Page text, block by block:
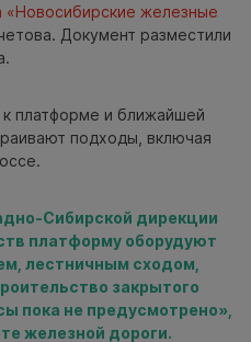
«Новосибирские железные
Документ разместили
к платформе и ближайшей
подходы, включая
Сибирской дирекции
платформу оборудуют
лестничным сходом,
закрытого
пока не предусмотрено»,
железной дороги.